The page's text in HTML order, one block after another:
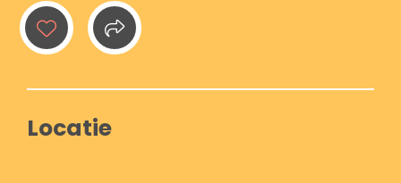
Locatie